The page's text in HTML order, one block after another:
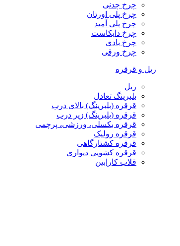
چرخ چدنی
چرخ پلی اورتان
چرخ پلی آمید
چرخ دایکاست
چرخ بادی
چرخ ورقی
ریل و قرقره
ریل
بلبرینگ تعادل
قرقره (بلبرینگ) بالای درب
قرقره (بلبرینگ) زیر درب
قرقره بکسلی، ورزشی، پرچمی
قرقره رولیک
قرقره کشتارگاهی
قرقره کشویی دیواری
قلاب کارابین